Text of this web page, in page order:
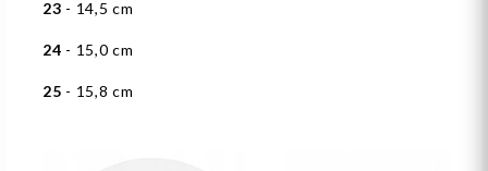
23 - 14,5 cm
24 - 15,0 cm
25 - 15,8 cm